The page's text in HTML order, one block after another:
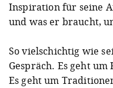
Inspiration für seine
und was er braucht,
So vielschichtig wie
Gespräch. Es geht
Es geht um